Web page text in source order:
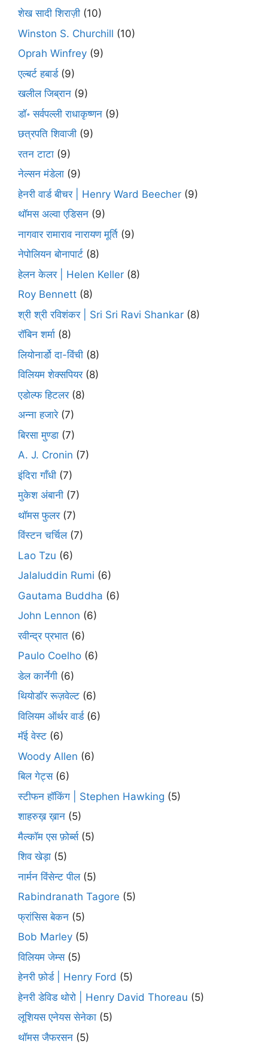
शेख सादी शिराज़ी (10)
Winston S. Churchill (10)
Oprah Winfrey (9)
एल्बर्ट हबार्ड(9)
खलील जिब्रान (9)
डॉ॰ सर्वपल्ली राधाकृष्णन (9)
छत्रपति शिवाजी (9)
रतन टाटा (9)
नेल्सन मंडेला (9)
हेनरी वार्ड बीचर | Henry Ward Beecher (9)
थॉमस अल्वा एडिसन (9)
नागवार रामाराव नारायण मूर्ति (9)
नेपोलियन बोनापार्ट (8)
हेलन केलर | Helen Keller (8)
Roy Bennett (8)
श्री श्री रविशंकर | Sri Sri Ravi Shankar (8)
रॉबिन शर्मा (8)
लियोनार्डो दा-विंची (8)
विलियम शेक्सपियर(8)
एडोल्फ हिटलर(8)
अन्ना हजारे(7)
बिरसा मुण्डा (7)
A. J. Cronin (7)
इंदिरा गाँधी (7)
मुकेश अंबानी (7)
थॉमस फुलर(7)
विंस्टन चर्चिल(7)
Lao Tzu (6)
Jalaluddin Rumi (6)
Gautama Buddha (6)
John Lennon (6)
रवीन्द्र प्रभात (6)
Paulo Coelho (6)
डेल कार्नेगी (6)
थियोडॉर रूज़वेल्ट (6)
विलियम ऑर्थर वार्ड(6)
मॅई वेस्ट (6)
Woody Allen (6)
बिल गेट्स(6)
स्टीफन हॉकिंग | Stephen Hawking (5)
शाहरुख़ ख़ान (5)
मैल्कॉम एस फ़ोर्ब्स(5)
शिव खेड़ा (5)
नार्मन विंसेन्ट पील(5)
Rabindranath Tagore (5)
फ्रांसिस बेकन (5)
Bob Marley (5)
विलियम जेम्स(5)
हेनरी फ़ोर्ड | Henry Ford (5)
हेनरी डेविड थोरो | Henry David Thoreau (5)
लूशियस एनेयस सेनेका (5)
थॉमस जैफरसन (5)